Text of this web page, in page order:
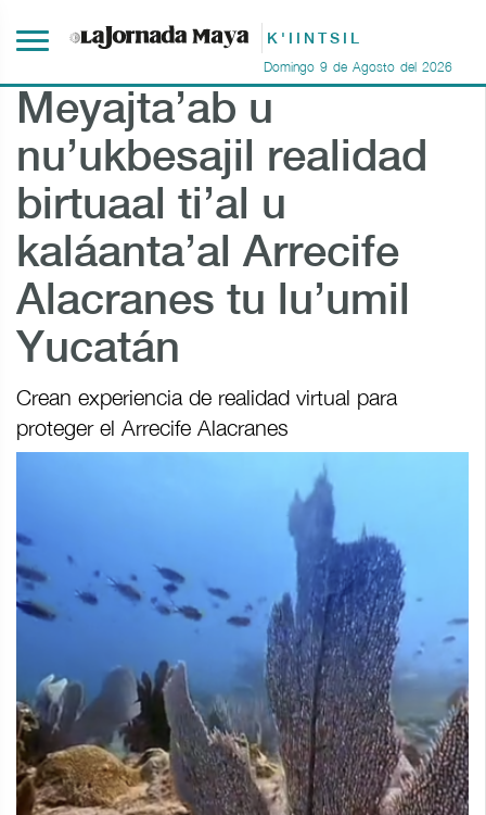
K'IINTSIL
Domingo 9 de Agosto del 2026
Meyajta’ab u
nu’ukbesajil realidad
birtuaal ti’al u
kaláanta’al Arrecife
Alacranes tu lu’umil
Yucatán
Crean experiencia de realidad virtual para
proteger el Arrecife Alacranes